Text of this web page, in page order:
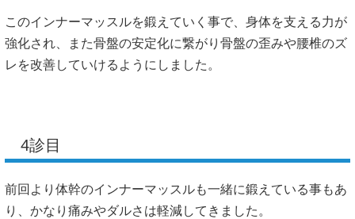
このインナーマッスルを鍛えていく事で、身体を支える力が
強化され、また骨盤の安定化に繋がり骨盤の歪みや腰椎のズ
レを改善していけるようにしました。
4診目
前回より体幹のインナーマッスルも一緒に鍛えている事もあ
り、かなり痛みやダルさは軽減してきました。